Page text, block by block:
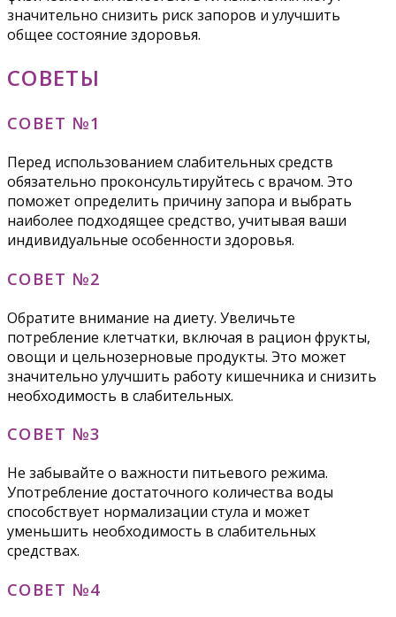
значительно снизить риск запоров и улучшить
общее состояние здоровья.
СОВЕТЫ
СОВЕТ №1
Перед использованием слабительных средств
обязательно проконсультируйтесь с врачом. Это
поможет определить причину запора и выбрать
наиболее подходящее средство, учитывая ваши
индивидуальные особенности здоровья.
СОВЕТ №2
Обратите внимание на диету. Увеличьте
потребление клетчатки, включая в рацион фрукты,
овощи и цельнозерновые продукты. Это может
значительно улучшить работу кишечника и снизить
необходимость в слабительных.
СОВЕТ №3
Не забывайте о важности питьевого режима.
Употребление достаточного количества воды
способствует нормализации стула и может
уменьшить необходимость в слабительных
средствах.
СОВЕТ №4